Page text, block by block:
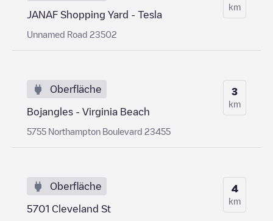
JANAF Shopping Yard - Tesla
Unnamed Road 23502
km
Oberfläche
Bojangles - Virginia Beach
5755 Northampton Boulevard 23455
3
km
Oberfläche
5701 Cleveland St
4
km